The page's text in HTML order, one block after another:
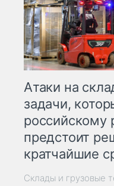
Атаки на
задачи,
российскому
предстоит
кратчайшие
Склады и грузовые